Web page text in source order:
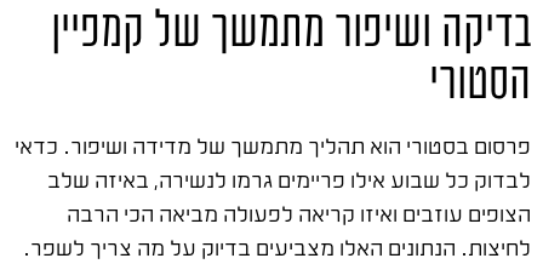
בדיקה ושיפור מתמשך של קמפיין
הסטורי
פרסום בסטורי הוא תהליך מתמשך של מדידה ושיפור. כדאי
לבדוק כל שבוע אילו פריימים גרמו לנשירה, באיזה שלב
הצופים עוזבים ואיזו קריאה לפעולה מביאה הכי הרבה
לחיצות. הנתונים האלו מצביעים בדיוק על מה צריך לשפר.